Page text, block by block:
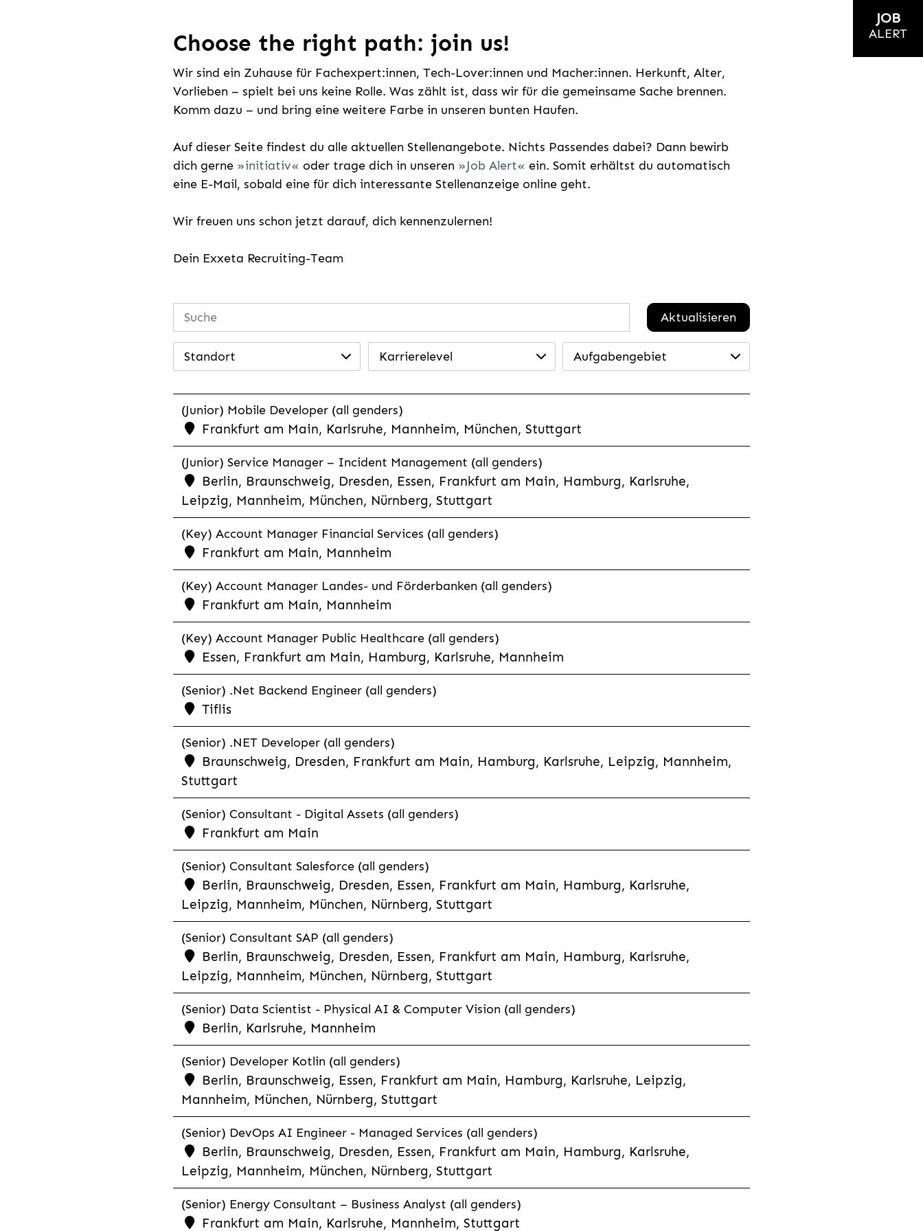
Choose the right path: join us!
Wir sind ein Zuhause für Fachexpert:innen, Tech-Lover:innen und Macher:innen. Herkunft, Alter,
Vorlieben – spielt bei uns keine Rolle. Was zählt ist, dass wir für die gemeinsame Sache brennen.
Komm dazu – und bring eine weitere Farbe in unseren bunten Haufen.
Auf dieser Seite findest du alle aktuellen Stellenangebote. Nichts Passendes dabei? Dann bewirb
dich gerne
initiativ oder trage dich in unseren Job Alert
ein. Somit erhältst du automatisch
eine E-Mail, sobald eine für dich interessante Stellenanzeige online geht.
Wir freuen uns schon jetzt darauf, dich kennenzulernen!
Dein Exxeta Recruiting-Team
Aktualisieren
Standort Karrierelevel Aufgabengebiet
(Junior) Mobile Developer (all genders)
Frankfurt am Main, Karlsruhe, Mannheim, München, Stuttgart
(Junior) Service Manager – Incident Management (all genders)
Berlin, Braunschweig, Dresden, Essen, Frankfurt am Main, Hamburg, Karlsruhe,
Leipzig, Mannheim, München, Nürnberg, Stuttgart
(Key) Account Manager Financial Services (all genders)
Frankfurt am Main, Mannheim
(Key) Account Manager Landes- und Förderbanken (all genders)
Frankfurt am Main, Mannheim
(Key) Account Manager Public Healthcare (all genders)
Essen, Frankfurt am Main, Hamburg, Karlsruhe, Mannheim
(Senior) .Net Backend Engineer (all genders)
Tiflis
(Senior) .NET Developer (all genders)
Braunschweig, Dresden, Frankfurt am Main, Hamburg, Karlsruhe, Leipzig, Mannheim,
Stuttgart
(Senior) Consultant - Digital Assets (all genders)
Frankfurt am Main
(Senior) Consultant Salesforce (all genders)
Berlin, Braunschweig, Dresden, Essen, Frankfurt am Main, Hamburg, Karlsruhe,
Leipzig, Mannheim, München, Nürnberg, Stuttgart
(Senior) Consultant SAP (all genders)
Berlin, Braunschweig, Dresden, Essen, Frankfurt am Main, Hamburg, Karlsruhe,
Leipzig, Mannheim, München, Nürnberg, Stuttgart
(Senior) Data Scientist - Physical AI & Computer Vision (all genders)
Berlin, Karlsruhe, Mannheim
(Senior) Developer Kotlin (all genders)
Berlin, Braunschweig, Essen, Frankfurt am Main, Hamburg, Karlsruhe, Leipzig,
Mannheim, München, Nürnberg, Stuttgart
(Senior) DevOps AI Engineer - Managed Services (all genders)
Berlin, Braunschweig, Dresden, Essen, Frankfurt am Main, Hamburg, Karlsruhe,
Leipzig, Mannheim, München, Nürnberg, Stuttgart
(Senior) Energy Consultant – Business Analyst (all genders)
Frankfurt am Main, Karlsruhe, Mannheim, Stuttgart
JOB
ALERT